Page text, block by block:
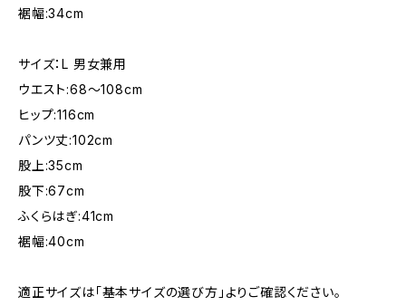
裾幅:34cm
サイズ：L 男女兼用
ウエスト:68〜108cm
ヒップ:116cm
パンツ丈:102cm
股上:35cm
股下:67cm
ふくらはぎ:41cm
裾幅:40cm
適正サイズは「基本サイズの選び方」よりご確認ください。